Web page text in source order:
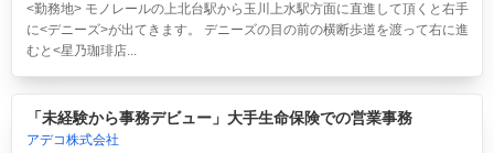
<勤務地> モノレールの上北台駅から玉川上水駅方面に直進して頂くと右手
に<デニーズ>が出てきます。 デニーズの目の前の横断歩道を渡って右に進
むと<星乃珈琲店...
「未経験から事務デビュー」大手生命保険での営業事務
アデコ株式会社